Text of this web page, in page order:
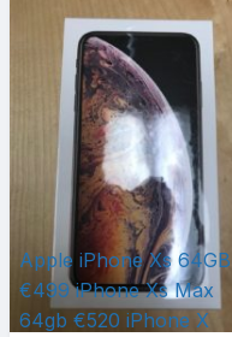
Apple iPhone Xs 64GB
€499 iPhone Xs Max
64gb €520 iPhone X